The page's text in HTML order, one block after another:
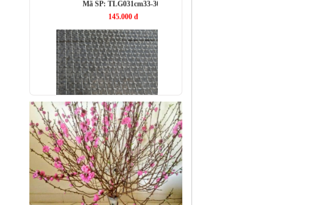
Lưới inox 10x10 đan ô vuông
Thăng Long
Mã SP: linox1010dvsp
Call